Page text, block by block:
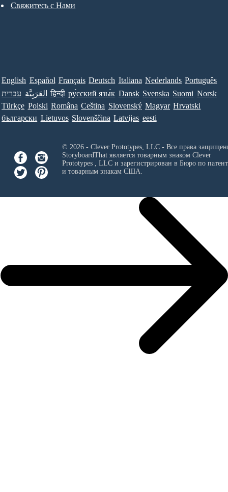
Свяжитесь с Нами
English Español Français Deutsch Italiana Nederlands Português
עברית العَرَبِيَّة हिन्दी ру́сский язы́к Dansk Svenska Suomi Norsk
Türkçe Polski Româna Ceština Slovenský Magyar Hrvatski
български Lietuvos Slovenščina Latvijas eesti
© 2026 - Clever Prototypes, LLC - Все права
StoryboardThat является товарным знаком Clever
Prototypes , LLCи зарегистрирован в Бюро по
и товарным знакам США.